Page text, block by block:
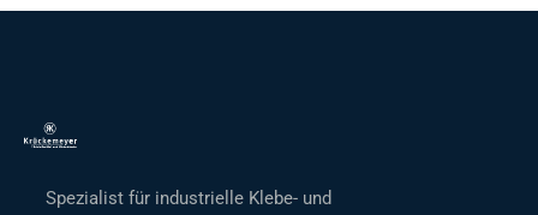
Spezialist für industrielle Klebe- und